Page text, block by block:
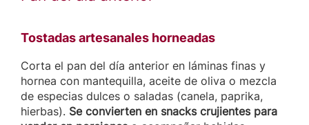
Tostadas artesanales horneadas
Corta el pan del día anterior en láminas finas y
hornea con mantequilla, aceite de oliva o mezcla
de especias dulces o saladas (canela, paprika,
hierbas). Se convierten en snacks crujientes para